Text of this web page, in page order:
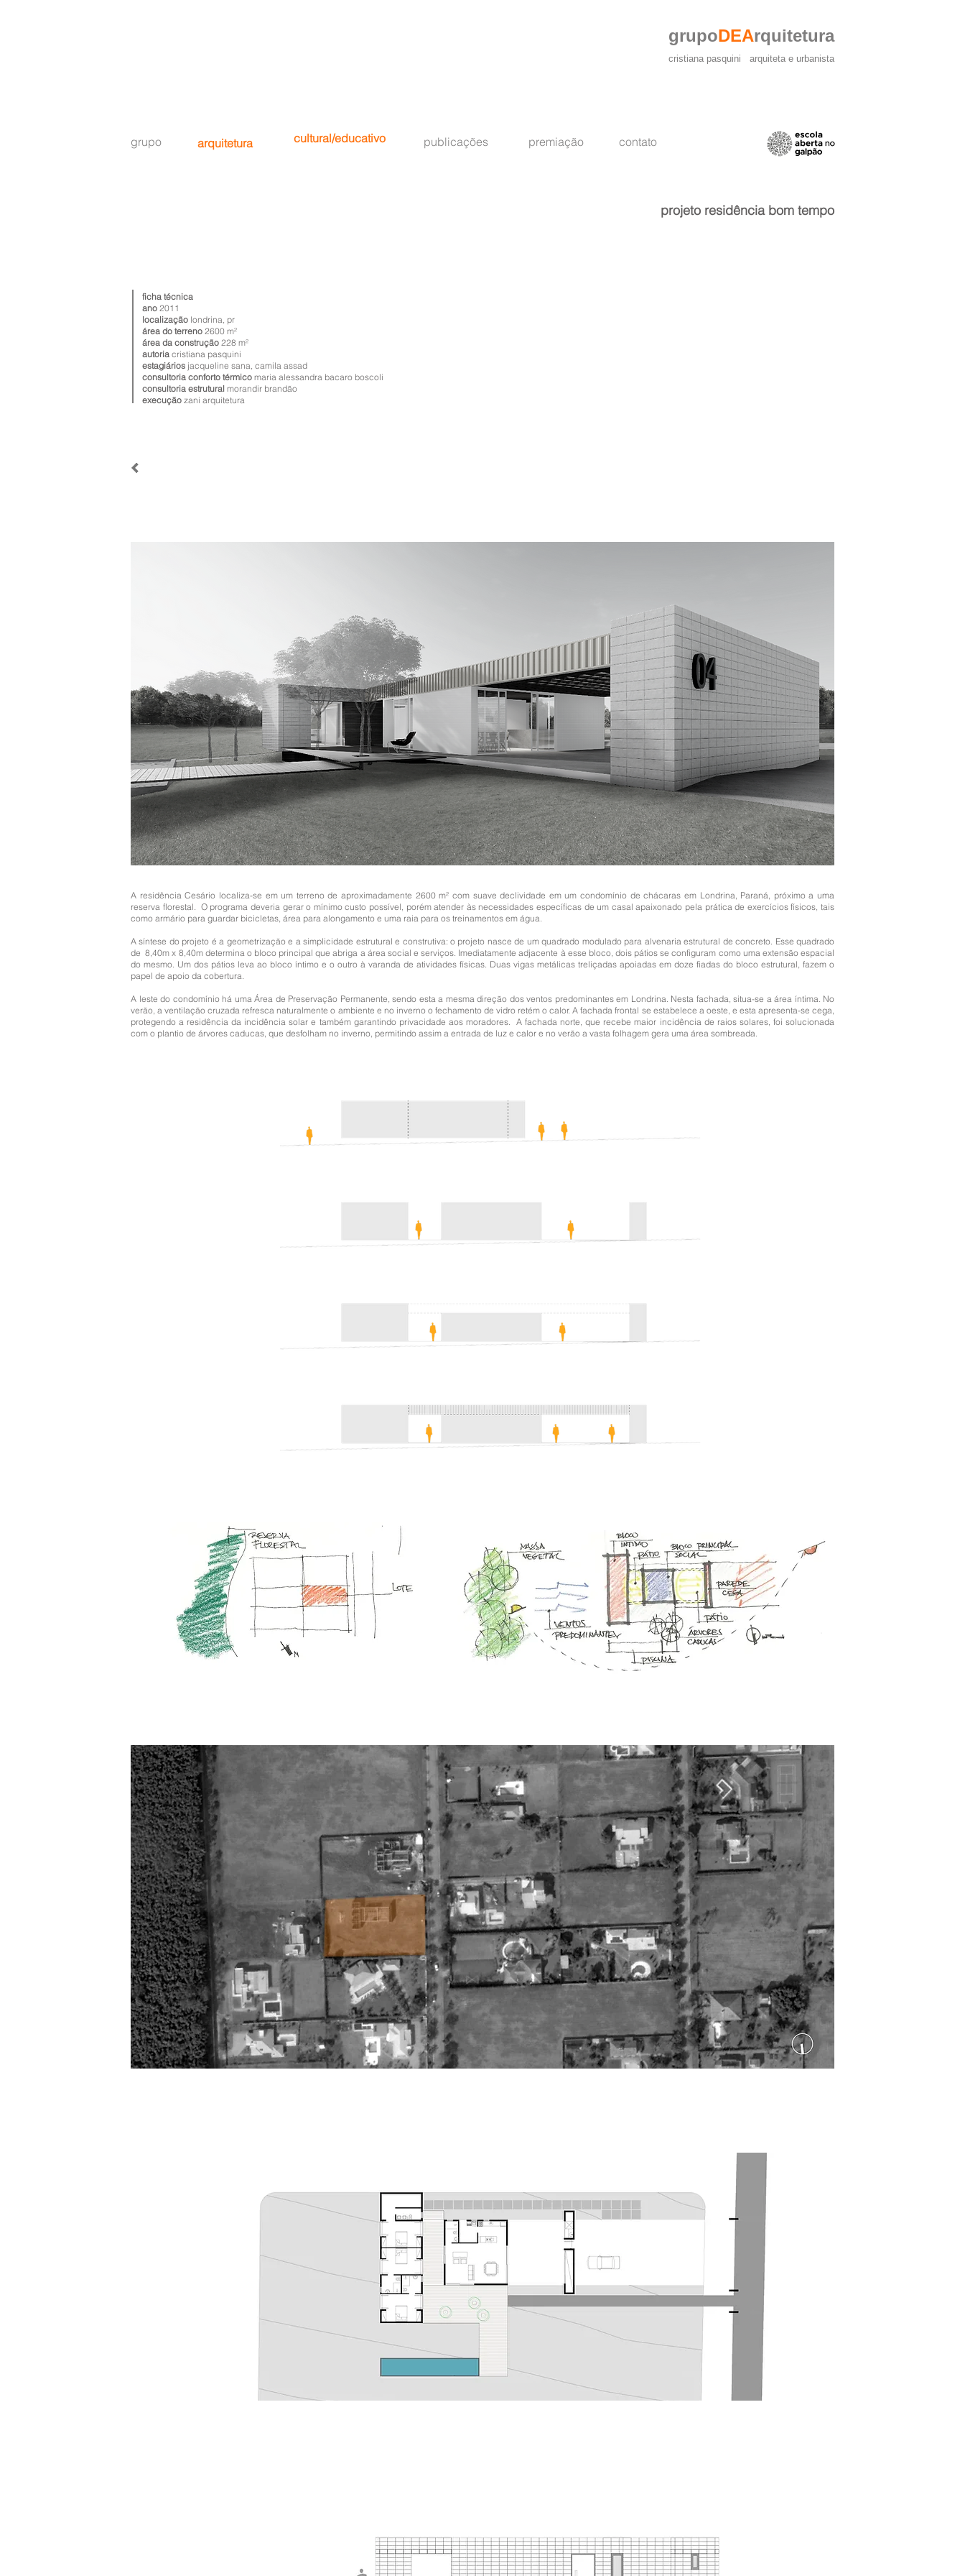
grupoDEArquitetura
cristiana pasquini arquiteta e urbanista
grupo arquitetura cultural/educativo publicações premiação contato
projeto residência bom tempo
ficha técnica
ano 2011
localização londrina, pr
área do terreno 2600 m²
área da construção 228 m²
autoria cristiana pasquini
estagiários jacqueline sana, camila assad
consultoria conforto térmico maria alessandra bacaro boscoli
consultoria estrutural morandir brandão
execução zani arquitetura
A residência Cesário localiza-se em um terreno de aproximadamente 2600m² com suave declividade em um condomínio de chácaras em Londrina, Paraná, próximo a uma
reserva florestal. O programa deveria gerar o mínimo custo possível, porém atender às necessidades específicas de um casal apaixonado pela prática de exercícios físicos, tais
como armário para guardar bicicletas, área para alongamento e uma raia para os treinamentos em água.
A síntese do projeto é a geometrização e a simplicidade estrutural e construtiva: o projeto nasce de um quadrado modulado para alvenaria estrutural de concreto. Esse quadrado
de 8,40m x 8,40m determina o bloco principal que abriga a área social e serviços. Imediatamente adjacente à esse bloco, dois pátios se configuram como uma extensão espacial
do mesmo. Um dos pátios leva ao bloco íntimo e o outro à varanda de atividades físicas. Duas vigas metálicas treliçadas apoiadas em doze fiadas do bloco estrutural, fazem o
papel de apoio da cobertura.
A leste do condomínio há uma Área de Preservação Permanente, sendo esta a mesma direção dos ventos predominantes em Londrina. Nesta fachada, situa-se a área íntima. No
verão, a ventilação cruzada refresca naturalmente o ambiente e no inverno o fechamento de vidro retém o calor. A fachada frontal se estabelece a oeste, e esta apresenta-se cega,
protegendo a residência da incidência solar e também garantindo privacidade aos moradores. A fachada norte, que recebe maior incidência de raios solares, foi solucionada
com o plantio de árvores caducas, que desfolham no inverno, permitindo assim a entrada de luz e calor e no verão a vasta folhagem gera uma área sombreada.